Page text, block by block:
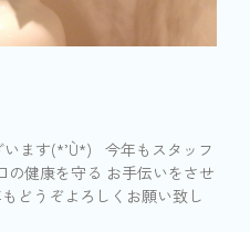
ます(*’U`*) 今年もスタッフ
の健康を守る お手伝いをさせ
どうぞよろしくお願い致し